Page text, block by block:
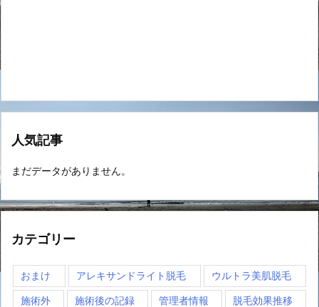
人気記事
まだデータがありません。
カテゴリー
おまけ アレキサンドライト脱毛 ウルトラ美肌脱毛
施術外 施術後の記録 管理者情報 脱毛効果推移